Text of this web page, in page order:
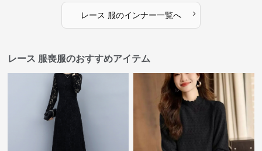
レース 服のインナー一覧へ ›
レース 服喪服のおすすめアイテム